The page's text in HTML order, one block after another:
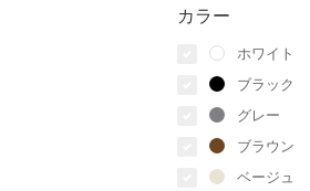
カラー
ホワイト
ブラック
グレー
ブラウン
ベージュ